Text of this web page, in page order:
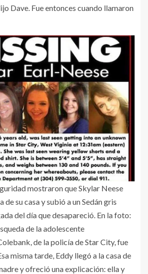
Dave. Fue entonces cuando llamaron
mostraron que Skylar Neese
de su casa y subió a un Sedán gris
del día que desapareció. En la foto:
de la adolescente
de la policía de Star City, fue
misma tarde, Eddy llegó a la casa de
y ofreció una explicación: ella y